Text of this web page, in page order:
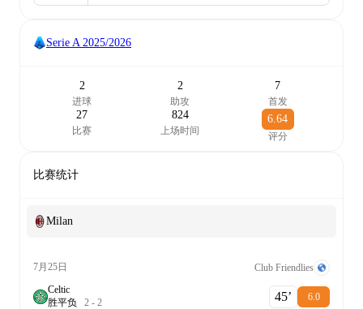
Serie A 2025/2026
2
进球
2
助攻
7
首发
27
比赛
824
上场时间
6.64
评分
比赛统计
Milan
7月25日
Club Friendlies
Celtic
胜平负 2 - 2 45‎’‎ 6.0